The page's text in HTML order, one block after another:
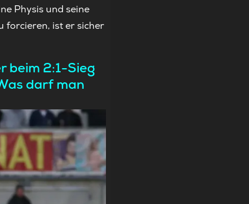
Physis und seine
forcieren, ist er sicher
beim 2:1-Sieg
darf man